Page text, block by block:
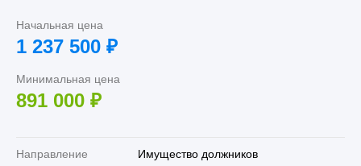
Начальная цена
1 237 500 ₽
Минимальная цена
891 000 ₽
Направление
Имущество должников